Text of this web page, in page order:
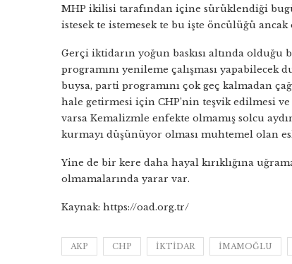
MHP ikilisi tarafından içine sürüklendiği
istesek te istemesek te bu işte öncülüğü
Gerçi iktidarın yoğun baskısı altında
programını yenileme çalışması yapabilecek
buysa, parti programını çok geç kalmadan
hale getirmesi için CHP’nin teşvik edilmesi
varsa Kemalizmle enfekte olmamış solcu
kurmayı düşünüyor olması muhtemel olan
Yine de bir kere daha hayal kırıklığına
olmamalarında yarar var.
Kaynak: https://oad.org.tr/
AKP CHP IKTIDAR IMAMOĞLU